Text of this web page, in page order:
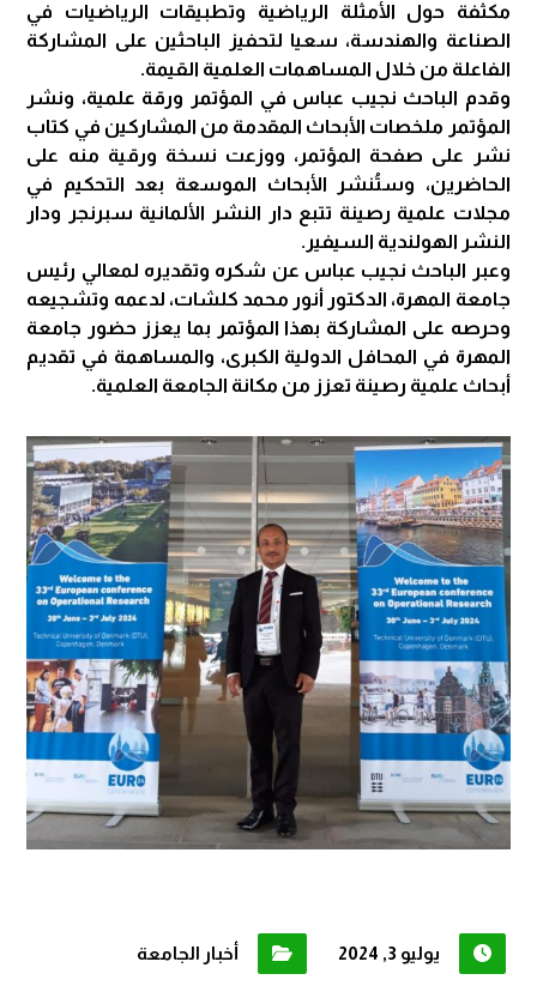
مكثفة حول الأمثلة الرياضية وتطبيقات الرياضيات في
الصناعة والهندسة، سعيا لتحفيز الباحثين على المشاركة
الفاعلة من خلال المساهمات العلمية القيمة.
وقدم الباحث نجيب عباس في المؤتمر ورقة علمية، ونشر
المؤتمر ملخصات الأبحاث المقدمة من المشاركين في كتاب
نشر على صفحة المؤتمر، ووزعت نسخة ورقية منه على
الحاضرين، وستُنشر الأبحاث الموسعة بعد التحكيم في
مجلات علمية رصينة تتبع دار النشر الألمانية سبرنجر ودار
النشر الهولندية السيفير.
وعبر الباحث نجيب عباس عن شكره وتقديره لمعالي رئيس
جامعة المهرة، الدكتور أنور محمد كلشات، لدعمه وتشجيعه
وحرصه على المشاركة بهذا المؤتمر بما يعزز حضور جامعة
المهرة في المحافل الدولية الكبرى، والمساهمة في تقديم
أبحاث علمية رصينة تعزز من مكانة الجامعة العلمية.
يوليو 3, 2024 أخبار الجامعة